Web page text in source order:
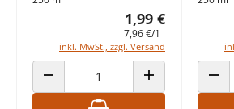
1,99 €
7,96 €/1 l
inkl. MwSt., zzgl. Versand
ANZAHL VERRINGERN ANZAHL ERHÖHEN